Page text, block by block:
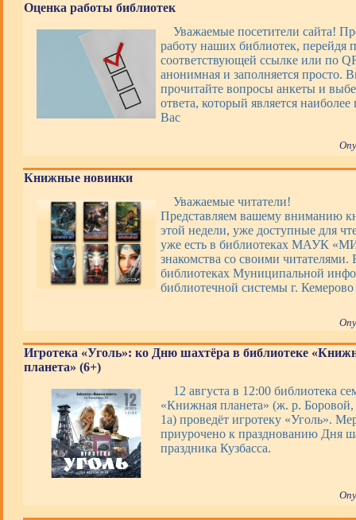
Оценка работы библиотек
Уважаемые посетители сайта!
работу наших библиотек, перейдя
соответствующей ссылке или по
анонимная и заполняется просто.
прочитайте вопросы анкеты и
ответа, который является
Вас
Книжные новинки
Уважаемые читатели!
Представляем вашему вниманию
этой недели, уже доступные для
уже есть в библиотеках МАУК
знакомства со своими читателями.
библиотеках Муниципальной
библиотечной системы г. Кемерово
Игротека «Уголь»: ко Дню шахтёра в библиотеке
планета» (6+)
12 августа в 12:00 библиотека
«Книжная планета» (ж. р. Боровой,
1а) проведёт игротеку «Уголь».
приурочено к празднованию Дня
праздника Кузбасса.